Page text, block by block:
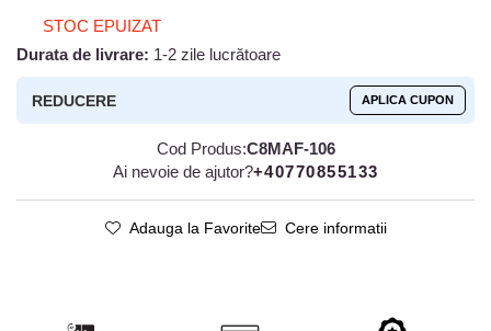
STOC EPUIZAT
Durata de livrare: 1-2 zile lucrătoare
REDUCERE APLICA CUPON
Cod Produs:C8MAF-106
Ai nevoie de ajutor?+40770855133
Adauga la Favorite Cere informatii